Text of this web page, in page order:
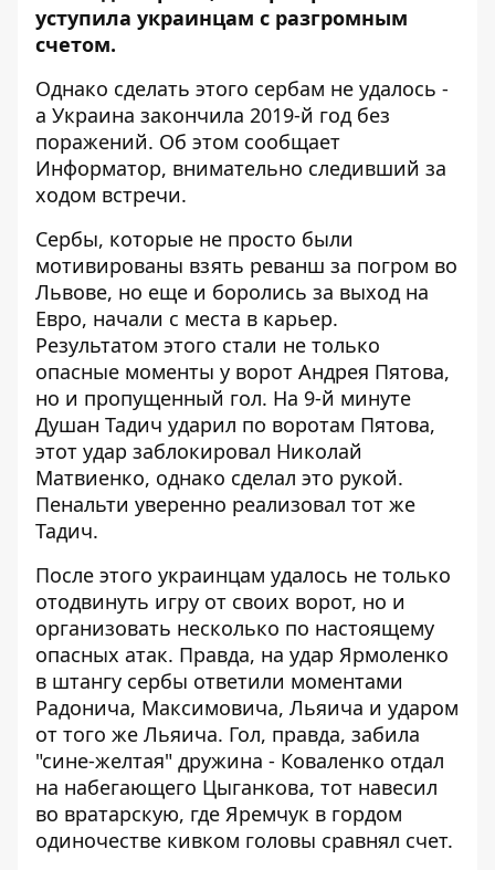
уступила украинцам с разгромным
счетом.
Однако сделать этого сербам не удалось -
а Украина закончила 2019-й год без
поражений. Об этом сообщает
Информатор, внимательно следивший за
ходом встречи.
Сербы, которые не просто были
мотивированы взять реванш за погром во
Львове, но еще и боролись за выход на
Евро, начали с места в карьер.
Результатом этого стали не только
опасные моменты у ворот Андрея Пятова,
но и пропущенный гол. На 9-й минуте
Душан Тадич ударил по воротам Пятова,
этот удар заблокировал Николай
Матвиенко, однако сделал это рукой.
Пенальти уверенно реализовал тот же
Тадич.
После этого украинцам удалось не только
отодвинуть игру от своих ворот, но и
организовать несколько по настоящему
опасных атак. Правда, на удар Ярмоленко
в штангу сербы ответили моментами
Радонича, Максимовича, Льяича и ударом
от того же Льяича. Гол, правда, забила
"сине-желтая" дружина - Коваленко отдал
на набегающего Цыганкова, тот навесил
во вратарскую, где Яремчук в гордом
одиночестве кивком головы сравнял счет.